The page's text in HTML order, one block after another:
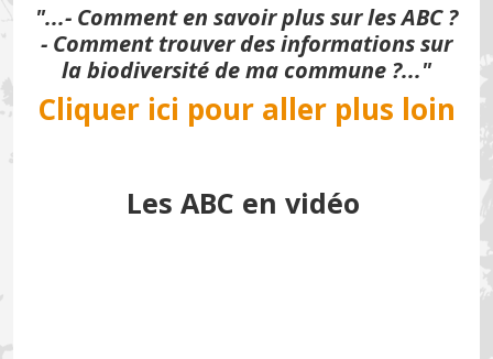
"...- Comment en savoir plus sur les ABC ?
- Comment trouver des informations sur
la biodiversité de ma commune ?..."
Cliquer ici pour aller plus loin
Les ABC en vidéo